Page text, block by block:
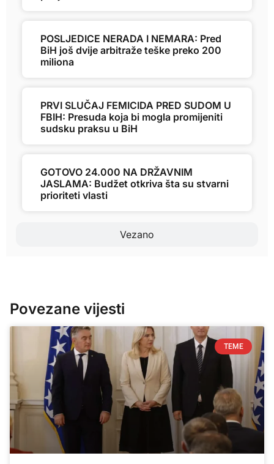
Vezano
POSLJEDICE NERADA I NEMARA: Pred
BiH još dvije arbitraže teške preko 200
miliona
PRVI SLUČAJ FEMICIDA PRED SUDOM U
FBIH: Presuda koja bi mogla promijeniti
sudsku praksu u BiH
GOTOVO 24.000 NA DRŽAVNIM
JASLAMA: Budžet otkriva šta su stvarni
prioriteti vlasti
Povezane vijesti
TEME